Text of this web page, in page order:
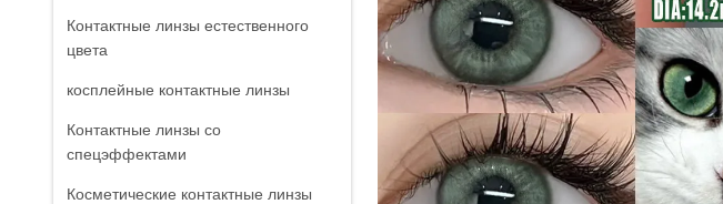
Контактные линзы естественного
цвета
косплейные контактные линзы
Контактные линзы со
спецэффектами
Косметические контактные линзы